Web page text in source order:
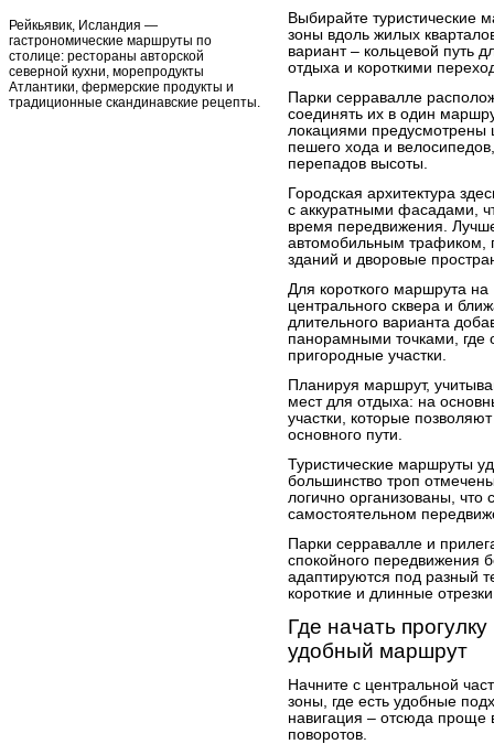
Рейкьявик, Исландия —
гастрономические маршруты по
столице: рестораны авторской
северной кухни, морепродукты
Атлантики, фермерские продукты и
традиционные скандинавские рецепты.
Выбирайте туристические
зоны вдоль жилых
вариант – кольцевой путь
отдыха и короткими
Парки серравалле
соединять их в один
локациями
пешего хода и
перепадов высоты.
Городская архитектура
с аккуратными фасадами,
время передвижения.
автомобильным трафиком,
зданий и дворовые
Для короткого маршрута на
центрального сквера и
длительного варианта
панорамными точками,
пригородные участки.
Планируя маршрут,
мест для отдыха: на
участки, которые
основного пути.
Туристические маршруты
большинство троп
логично организованы, что
самостоятельном
Парки серравалле и
спокойного передвижения
адаптируются под разный
короткие и длинные
Где начать
удобный маршрут
Начните с центральной
зоны, где есть удобные
навигация – отсюда проще
поворотов.